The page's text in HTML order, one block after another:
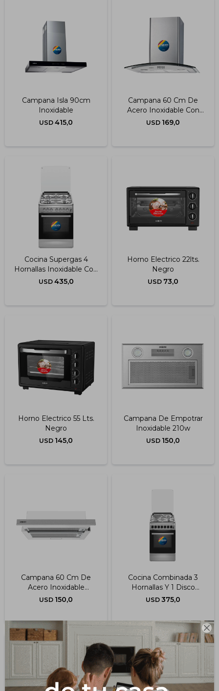

Campana Isla 90cm
Inoxidable
USD 415,0
Campana 60 Cm De
Acero Inoxidable Con
Vidrio Y Extracción De
USD 169,0
Cocina Supergas 4
Hornallas Inoxidable Con
Termocupla 60x60 Cm
USD 435,0
Horno Electrico 22lts.
Negro
USD 73,0
Horno Electrico 55 Lts.
Negro
USD 145,0
Campana De Empotrar
Inoxidable 210w
USD 150,0
Campana 60 Cm De
Acero Inoxidable
Telescopica Y Extracción
USD 150,0
Cocina Combinada 3
Hornallas Y 1 Disco
Eléctrico Acero
USD 375,0